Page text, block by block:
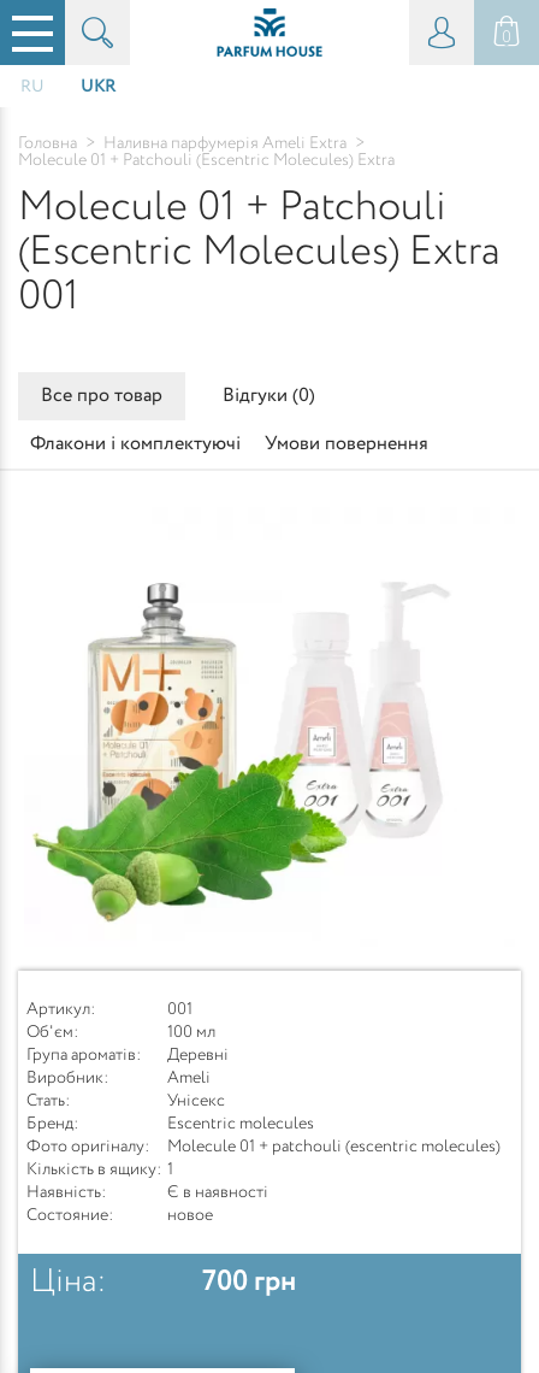
0
RU UKR
Головна > Наливна парфумерія Ameli Extra >
Molecule 01 + Patchouli (Escentric Molecules) Extra
Molecule 01 + Patchouli
(Escentric Molecules) Extra
001
Все про товар Відгуки (0)
Флакони і комплектуючі Умови повернення
Артикул:
001
Об'єм:
100 мл
Група ароматів:
Деревні
Виробник:
Ameli
Стать:
Унісекс
Бренд:
Escentric molecules
Фото оригіналу:
Molecule 01 + patchouli (escentric molecules)
Кількість в ящику: 1
Наявність:
Є в наявності
Состояние:
новое
Ціна: 700 грн